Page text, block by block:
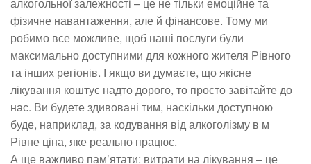
фізичне навантаження, але й фінансове. Тому ми
робимо все можливе, щоб наші послуги були
максимально доступними для кожного жителя Рівного
та інших регіонів. І якщо ви думаєте, що якісне
лікування коштує надто дорого, то просто завітайте до
нас. Ви будете здивовані тим, наскільки доступною
буде, наприклад, за кодування від алкоголізму в м
Рівне ціна, яке реально працює.
А ще важливо пам’ятати: витрати на лікування – це